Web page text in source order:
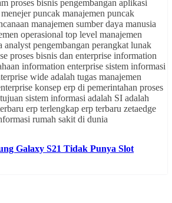
Galaxy S21 Tidak Punya Slot